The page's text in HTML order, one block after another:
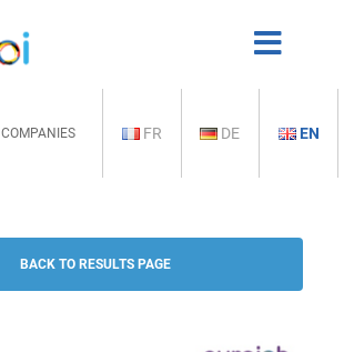
COMPANIES FR DE EN
BACK TO RESULTS PAGE